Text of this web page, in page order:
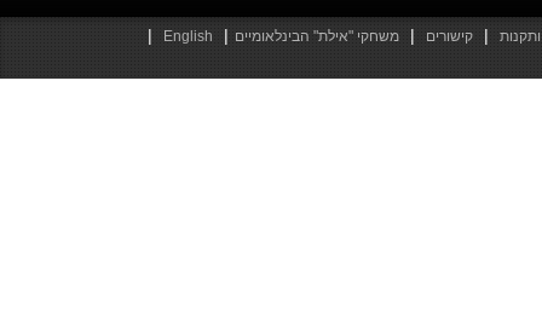
| קישורים | משחקי "אילת" הבינלאומיים |
English
|